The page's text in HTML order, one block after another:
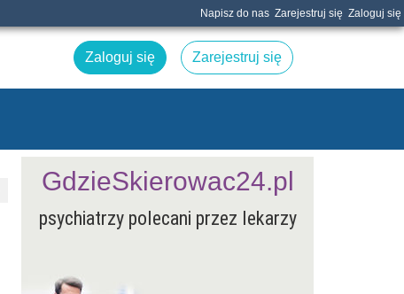
Napisz do nas Zarejestruj się Zaloguj się
Zaloguj się Zarejestruj się
psychiatrzy polecani przez lekarzy
GdzieSkierowac24.pl